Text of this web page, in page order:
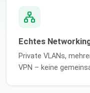
Echtes
Private VLANs,
VPN – keine